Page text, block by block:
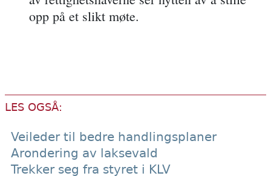
opp på et slikt møte.
LES OGSÅ:
Veileder til bedre handlingsplaner
Arondering av laksevald
Trekker seg fra styret i KLV